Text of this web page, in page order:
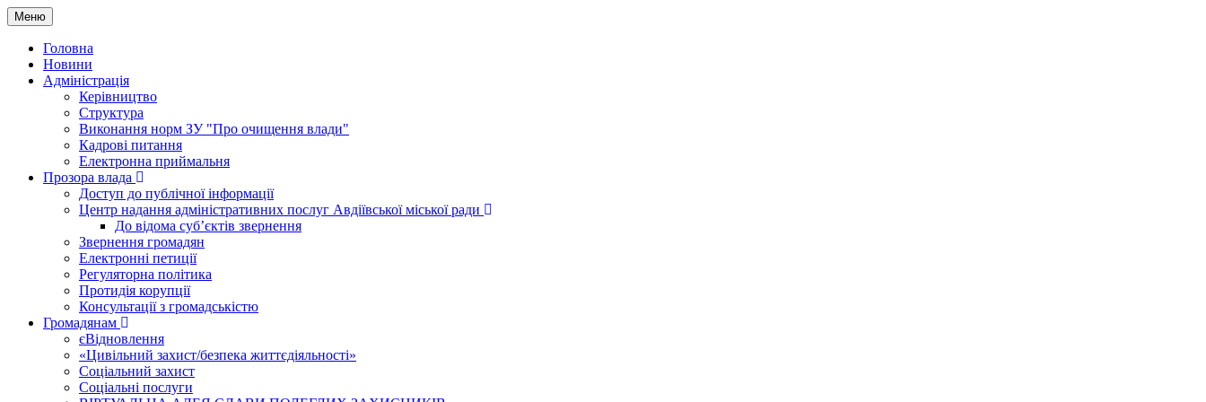
Меню
Головна
Новини
Адміністрація
Керівництво
Структура
Виконання норм ЗУ "Про очищення влади"
Кадрові питання
Електронна приймальня
Прозора влада
Доступ до публічної інформації
Центр надання адміністративних послуг Авдіївської міської ради
До відома суб’єктів звернення
Звернення громадян
Електронні петиції
Регуляторна політика
Протидія корупції
Консультації з громадськістю
Громадянам
єВідновлення
«Цивільний захист/безпека життєдіяльності»
Соціальний захист
Соціальні послуги